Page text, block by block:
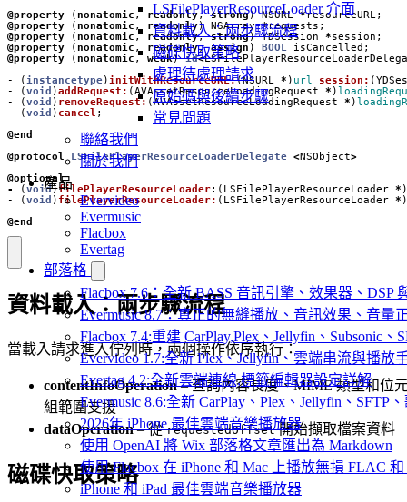
LSFilePlayerResourceLoader 介面
資料載入：兩步驟流程
磁碟快取策略
處理待處理請求
原始碼與後續步驟
常見問題
聯絡我們
關於我們
產品
Evervideo
Evermusic
Flacbox
Evertag
部落格
Flacbox 7.6：全新 BASS 音訊引擎、效果器、DSP
Evermusic 8.7：真正的無縫播放、音訊效果、音量
Flacbox 7.4:重建 CarPlay,Plex、Jellyfin、Subsonic、
Evervideo 1.7:全新 Plex、Jellyfin、雲端串流與播放
Evertag 4.2:全新雲端連線,標籤編輯器設定詳解
Evermusic 8.6:全新 CarPlay、Plex、Jellyfin、SFTP
2026年 iPhone 最佳雲端音樂播放器
使用 OpenAI 將 Wix 部落格文章匯出為 Markdown
使用 Flacbox 在 iPhone 和 Mac 上播放無損 FLAC
iPhone 和 iPad 最佳雲端音樂播放器
@property
( nonatomic , readonly, strong) NSURL *resourceURL ;
@property
( nonatomic , readonly) NSArray *requests ;
@property
( nonatomic , readonly, strong) YDSession *session ;
@property
( nonatomic , readonly, assign ) BOOL isCancelled ;
@property
( nonatomic , weak) id<
-
( instancetype) initWithResourceURL:(NSURL * ) url session: (
-
(void )addRequest: (AVAssetResourceLoadingRequest * )
-
(void ) removeRequest: (AVAssetResourceLoadingRequest * )
-
(void ) cancel ;
@end
@protocol
LSFilePlayerResourceLoaderDelegate <NSObject>
@optional
-
(void)filePlayerResourceLoader:( LSFilePlayerResourceLoader * )
-
(void ) filePlayerResourceLoader: ( LSFilePlayerResourceLoader * )
@end
資料載入：兩步驟流程
當載入請求進入佇列時，兩個操作依序執行：
contentInfoOperation– 查詢內容長度、MIME 類型和位
組範圍支援
dataOperation– 從requestedOffset開始擷取檔案資料
磁碟快取策略